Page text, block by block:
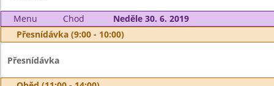
Menu Chod
Neděle 30. 6. 2019
Přesnídávka (9:00 - 10:00)
Přesnídávka